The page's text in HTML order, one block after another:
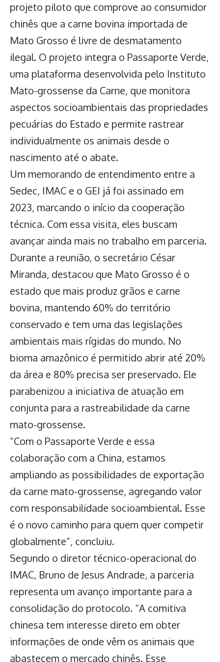
projeto piloto que comprove ao consumidor
chinês que a carne bovina importada de
Mato Grosso é livre de desmatamento
ilegal. O projeto integra o Passaporte Verde,
uma plataforma desenvolvida pelo Instituto
Mato-grossense da Carne, que monitora
aspectos socioambientais das propriedades
pecuárias do Estado e permite rastrear
individualmente os animais desde o
nascimento até o abate.
Um memorando de entendimento entre a
Sedec, IMAC e o GEI já foi assinado em
2023, marcando o início da cooperação
técnica. Com essa visita, eles buscam
avançar ainda mais no trabalho em parceria.
Durante a reunião, o secretário César
Miranda, destacou que Mato Grosso é o
estado que mais produz grãos e carne
bovina, mantendo 60% do território
conservado e tem uma das legislações
ambientais mais rígidas do mundo. No
bioma amazônico é permitido abrir até 20%
da área e 80% precisa ser preservado. Ele
parabenizou a iniciativa de atuação em
conjunta para a rastreabilidade da carne
mato-grossense.
“Com o Passaporte Verde e essa
colaboração com a China, estamos
ampliando as possibilidades de exportação
da carne mato-grossense, agregando valor
com responsabilidade socioambiental. Esse
é o novo caminho para quem quer competir
globalmente”, concluiu.
Segundo o diretor técnico-operacional do
IMAC, Bruno de Jesus Andrade, a parceria
representa um avanço importante para a
consolidação do protocolo. “A comitiva
chinesa tem interesse direto em obter
informações de onde vêm os animais que
abastecem o mercado chinês. Esse